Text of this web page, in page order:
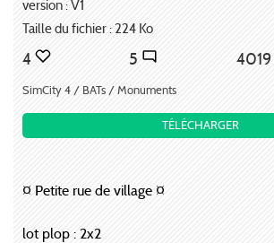
version : V1
Taille du fichier : 224 Ko
4 5 4019
SimCity 4 / BATs / Monuments
TÉLÉCHARGER
¤ Petite rue de village ¤
lot plop : 2x2